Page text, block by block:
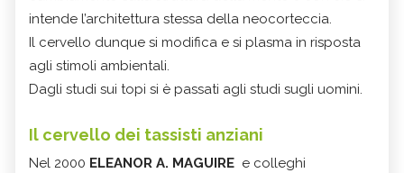
intende l’architettura stessa della neocorteccia.
Il cervello dunque si modifica e si plasma in risposta
agli stimoli ambientali.
Dagli studi sui topi si è passati agli studi sugli uomini.
Il cervello dei tassisti anziani
Nel 2000 ELEANOR A. MAGUIRE e colleghi